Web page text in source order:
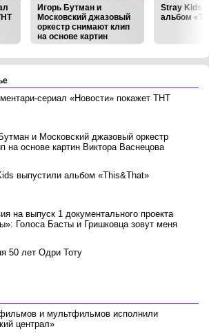
Игорь Бутман и
Московский джазовый
оркестр снимают клип
на основе картин
Виктора Васнецова
Stray Kids
альбом
сериал «Новости» покажет ТНТ
и Московский джазовый оркестр
на основе картин Виктора Васнецова
выпустили альбом «This&That»
на выпуск 1 документального проекта
Голоса Басты и Гришковца зовут меня
50 лет Одри Тоту
и мультфильмов исполнили
централ»